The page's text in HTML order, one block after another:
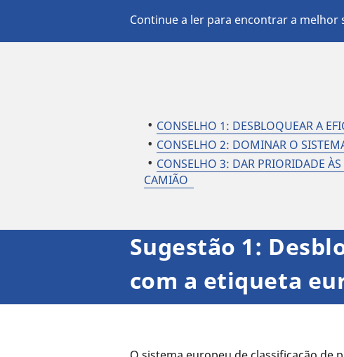
Continue a ler para encontrar a melhor
CONSELHO 1: DESBLOQUEAR A
CONSELHO 2: DOMINAR O
CONSELHO 3: DAR PRIORIDADE
CAMIÃO
Sugestão 1:
com a etiqueta